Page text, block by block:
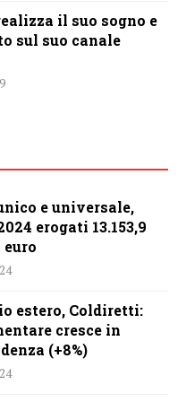
il suo sogno e
sul suo canale
e universale,
erogati 13.153,9
estero, Coldiretti:
cresce in
(+8%)